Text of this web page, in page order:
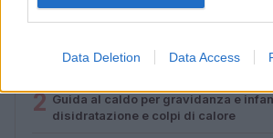
Data Deletion Data Access
PIÙ LETTI
Perché l’Italia perde le sue giovani
2 Guida al caldo per gravidanza e
disidratazione e colpi di calore